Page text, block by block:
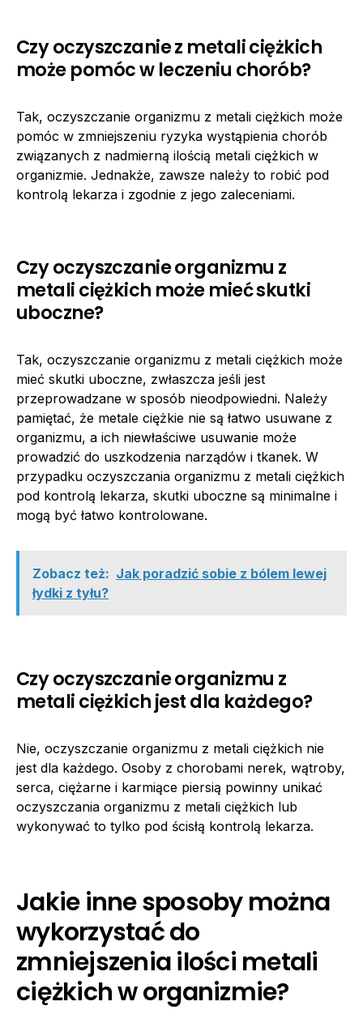
Czy oczyszczanie z metali ciężkich
może pomóc w leczeniu chorób?
Tak, oczyszczanie organizmu z metali ciężkich może
pomóc w zmniejszeniu ryzyka wystąpienia chorób
związanych z nadmierną ilością metali ciężkich w
organizmie. Jednakże, zawsze należy to robić pod
kontrolą lekarza i zgodnie z jego zaleceniami.
Czy oczyszczanie organizmu z
metali ciężkich może mieć skutki
uboczne?
Tak, oczyszczanie organizmu z metali ciężkich może
mieć skutki uboczne, zwłaszcza jeśli jest
przeprowadzane w sposób nieodpowiedni. Należy
pamiętać, że metale ciężkie nie są łatwo usuwane z
organizmu, a ich niewłaściwe usuwanie może
prowadzić do uszkodzenia narządów i tkanek. W
przypadku oczyszczania organizmu z metali ciężkich
pod kontrolą lekarza, skutki uboczne są minimalne i
mogą być łatwo kontrolowane.
Zobacz też: Jak poradzić sobie z bólem lewej
łydki z tyłu?
Czy oczyszczanie organizmu z
metali ciężkich jest dla każdego?
Nie, oczyszczanie organizmu z metali ciężkich nie
jest dla każdego. Osoby z chorobami nerek, wątroby,
serca, ciężarne i karmiące piersią powinny unikać
oczyszczania organizmu z metali ciężkich lub
wykonywać to tylko pod ścisłą kontrolą lekarza.
Jakie inne sposoby można
wykorzystać do
zmniejszenia ilości metali
ciężkich w organizmie?